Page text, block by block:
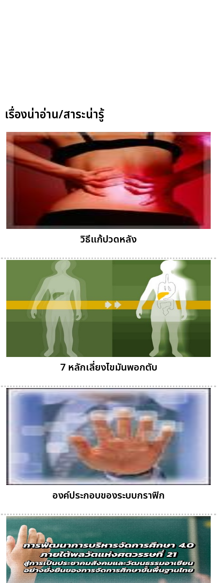
เรื่องน่าอ่าน/สาระน่ารู้
วิธีแก้ปวดหลัง
7 หลักเลี่ยงไขมันพอกตับ
องค์ประกอบของระบบกราฟิก